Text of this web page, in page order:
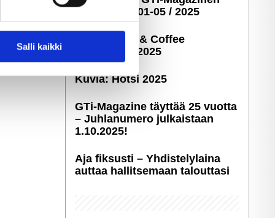
tukemiseen
alan
tietoja muihin tietoihin, joita
Salli kaikki
numeroista 01-05 / 2025
Kuvia: Cars & Coffee
Savonlinna 2025
Kuvia: Hötsi 2025
GTi-Magazine täyttää 25 vuotta
– Juhlanumero julkaistaan
1.10.2025!
Aja fiksusti – Yhdis­te­ly­laina
auttaa hallitsemaan talouttasi